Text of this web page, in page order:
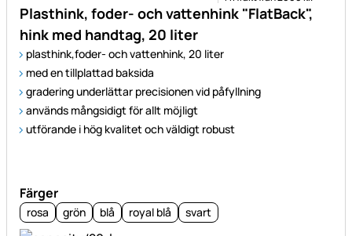
Plasthink, foder- och vattenhink "FlatBack",
hink med handtag, 20 liter
plasthink,foder- och vattenhink, 20 liter
med en tillplattad baksida
gradering underlättar precisionen vid påfyllning
används mångsidigt för allt möjligt
utförande i hög kvalitet och väldigt robust
Färger
rosa grön blå royal blå svart